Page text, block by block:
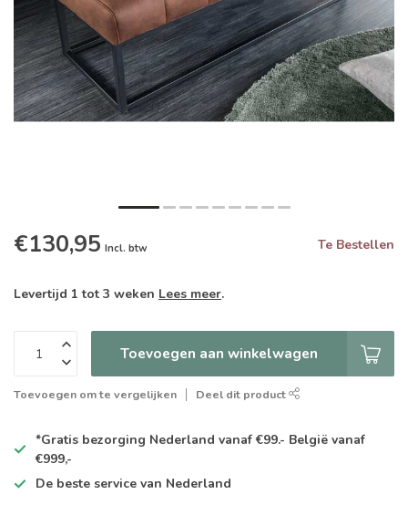
€130,95 Incl. btw Te Bestellen
Levertijd 1 tot 3 weken Lees meer.
Toevoegen aan winkelwagen
Toevoegen om te vergelijken Deel dit product
*Gratis bezorging Nederland vanaf €99.- België vanaf
€999,-
De beste service van Nederland